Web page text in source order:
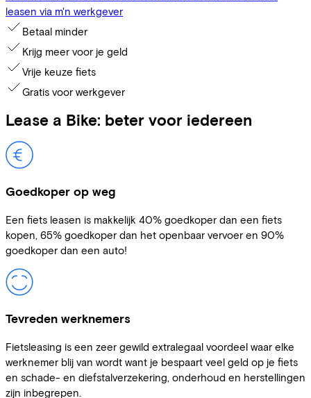
leasen via m'n werkgever
Betaal minder
Krijg meer voor je geld
Vrije keuze fiets
Gratis voor werkgever
Lease a Bike: beter voor iedereen
Goedkoper op weg
Een fiets leasen is makkelijk 40% goedkoper dan een fiets
kopen, 65% goedkoper dan het openbaar vervoer en 90%
goedkoper dan een auto!
Tevreden werknemers
Fietsleasing is een zeer gewild extralegaal voordeel waar elke
werknemer blij van wordt want je bespaart veel geld op je fiets
en schade- en diefstalverzekering, onderhoud en herstellingen
zijn inbegrepen.